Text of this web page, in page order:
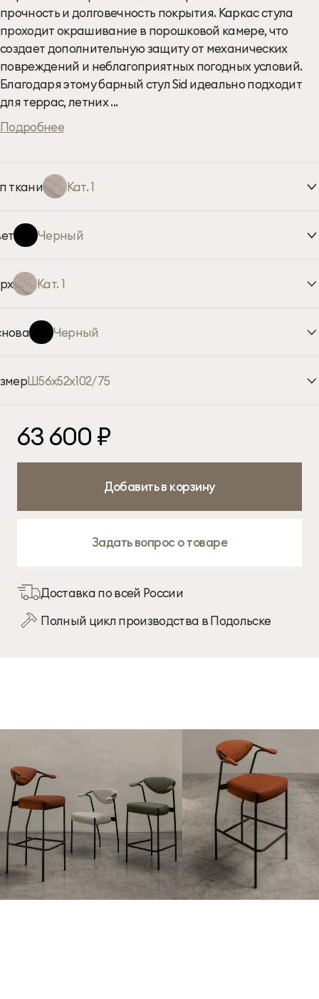
прочность и долговечность покрытия. Каркас стула
проходит окрашивание в порошковой камере, что
создает дополнительную защиту от механических
повреждений и неблагоприятных погодных условий.
Благодаря этому барный стул Sid идеально подходит
для террас, летних ...
Подробнее
ткани Кат. 1
5
Черный
Кат. 1
Черный
Ш56х52х102/75
56 см
× 52 см
63 600 ₽
Добавить в корзину
Задать вопрос о товаре
Доставка по всей России
Полный цикл производства в Подольске